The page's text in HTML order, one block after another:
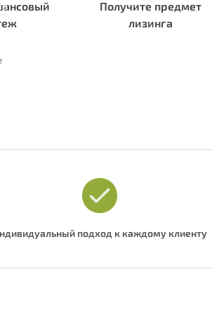
Получите предмет
лизинга
подход к каждому клиенту
на консультацию